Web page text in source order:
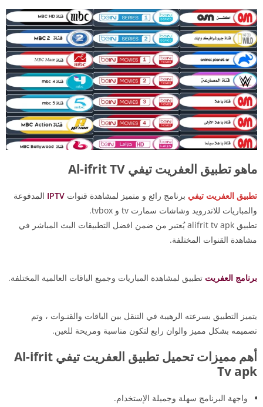
ماهو تطبيق العفريت تيفي Al-ifrit TV
تطبيق العفريت تيفي برنامج رائع و متميز لمشاهدة قنوات IPTV المدفوعة
والمباريات للاندرويد وشاشات سمارت tv و tvbox.
تطبيق alifrit tv apk يُعتبر من ضمن افضل التطبيقات البث المباشر في
مشاهدة القنوات المختلفة.
برنامج العفريت تطبيق لمشاهدة المباريات وجميع الباقات العالمية المختلفة.
يتميز التطبيق بسرعته الرهيبة في التنقل بين الباقات والقنـوات ، وتم
تصميمه بشكل مميز والوان رايع لتكون مناسبة ومريحة للعين.
أهم مميزات تحميل تطبيق العفريت تيفي Al-ifrit
Tv apk
واجهة البرنامج سهلة وجميلة الإستخدام.